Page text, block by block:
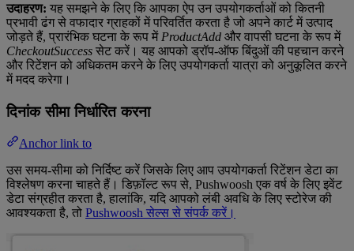
उदाहरण: यह समझने के लिए कि आपका ऐप उन उपयोगकर्ताओं को कितनी
प्रभावी ढंग से वफादार ग्राहकों में परिवर्तित करता है जो अपने कार्ट में उत्पाद
जोड़ते हैं, प्रारंभिक घटना के रूप में ProductAdd और वापसी घटना के रूप में
CheckoutSuccess सेट करें। यह आपको ड्रॉप-ऑफ बिंदुओं की पहचान करने
और रिटेंशन को अधिकतम करने के लिए उपयोगकर्ता यात्रा को अनुकूलित करने
में मदद करेगा।
दिनांक सीमा निर्धारित करना
Anchor link to
उस समय-सीमा को निर्दिष्ट करें जिसके लिए आप उपयोगकर्ता रिटेंशन डेटा का
विश्लेषण करना चाहते हैं। डिफ़ॉल्ट रूप से, Pushwoosh एक वर्ष के लिए इवेंट
डेटा संग्रहीत करता है, हालांकि, यदि आपको लंबी अवधि के लिए स्टोरेज की
आवश्यकता है, तो Pushwoosh सेल्स से संपर्क करें।